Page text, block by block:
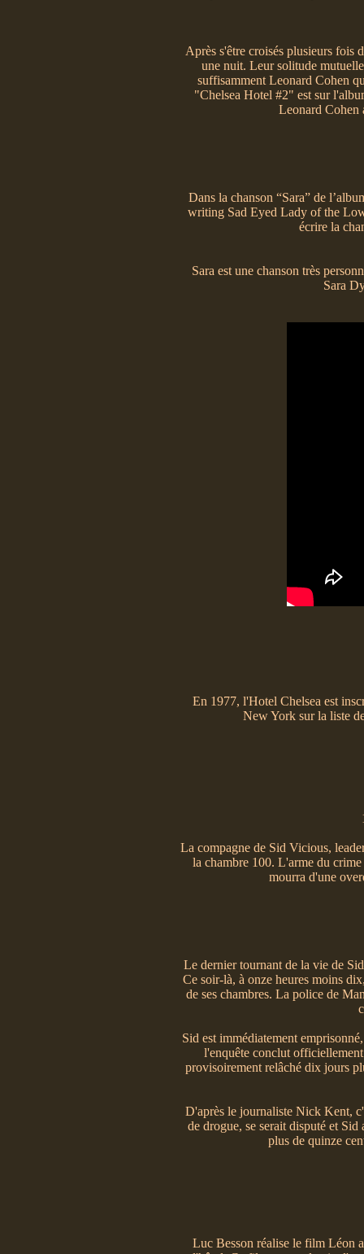
Après s'être croisés plusieurs fois
une nuit. Leur solitude
suffisamment Leonard Cohen
"Chelsea Hotel #2" est sur
Leonard Cohen
Dans la chanson “Sara” de
writing Sad Eyed Lady of the
écrire la
Sara est une chanson très
Sara
En 1977, l'Hotel Chelsea est
New York sur la liste
La compagne de Sid Vicious,
la chambre 100. L'arme du
mourra d'une
Le dernier tournant de la vie de
Ce soir-là, à onze heures moins
de ses chambres. La police de
Sid est immédiatement
l'enquête conclut
provisoirement relâché dix jours
D'après le journaliste Nick Kent,
de drogue, se serait disputé et
plus de quinze
Luc Besson réalise le film Léon